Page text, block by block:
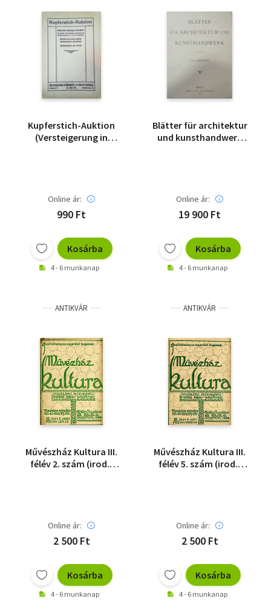
Kupferstich-Auktion
(Versteigerung in
Online ár:
990 Ft
Kosárba
4 - 6 munkanap
Blätter für architektur
und kunsthandwerk
Online ár:
19 900 Ft
Kosárba
4 - 6 munkanap
ANTIKVÁR
Művészház Kultura III.
félév 2. szám (irod.,
Online ár:
2 500 Ft
Kosárba
4 - 6 munkanap
ANTIKVÁR
Művészház Kultura III.
félév 5. szám (irod.,
Online ár:
2 500 Ft
Kosárba
4 - 6 munkanap